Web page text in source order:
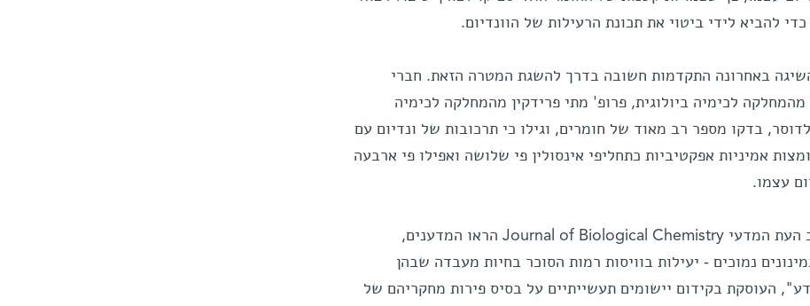
להביא לידי ביטוי את תכונת הרעילות של הוונדיום.
באחרונה התקדמות חשובה בדרך להשגת המטרה הזאת. חברי
לכימיה ביולוגית, פרופ' מתי פרידקין מהמחלקה לכימיה
בדקו מספר רב מאוד של חומרים, וגילו כי תרכובות של ונדיום עם
אמיניות אפקטיביות כתחליפי אינסולין פי שלושה ואפילו פי ארבעה
עצמו.
במחקר שהתפרסם באחרונה בכתב העת המדעי Journal of Biological Chemistry הראו המדענים,
נמוכים - יעילות בוויסות רמות הסוכר בחיות מעבדה שבהן
העוסקת בקידום יישומים תעשייתיים על בסיס פירות מחקריהם של